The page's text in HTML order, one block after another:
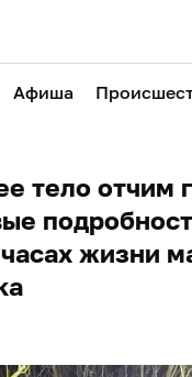
Афиша
тело отчим
жизни